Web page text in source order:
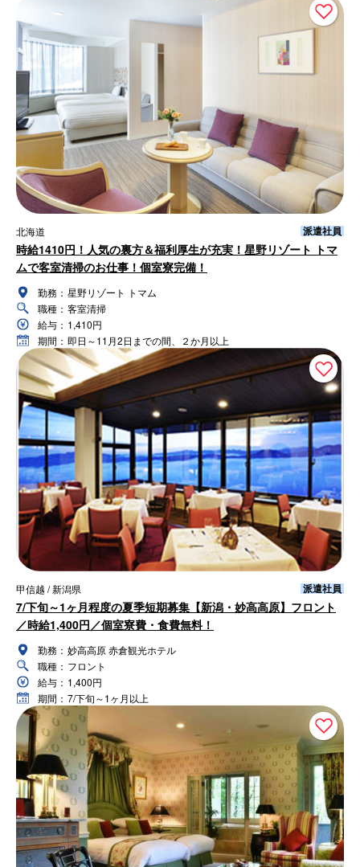
北海道 派遣社員
時給1410円！人気の裏方＆福利厚生が充実！星野リゾート トマ
ムで客室清掃のお仕事！個室寮完備！
勤務： 星野リゾート トマム
職種： 客室清掃
給与： 1,410円
期間： 即日～11月2日までの間、２か月以上
甲信越 / 新潟県 派遣社員
7/下旬～1ヶ月程度の夏季短期募集【新潟・妙高高原】フロント
／時給1,400円／個室寮費・食費無料！
勤務： 妙高高原 赤倉観光ホテル
職種： フロント
給与： 1,400円
期間： 7/下旬～1ヶ月以上